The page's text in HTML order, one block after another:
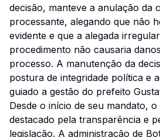
decisão, manteve a anulação da
processante, alegando que não
evidente e que a alegada
procedimento não causaria
processo. A manutenção da
postura de integridade política e
guiado a gestão do prefeito
Desde o início de seu mandato,
destacado pela transparência e
legislação. A administração de